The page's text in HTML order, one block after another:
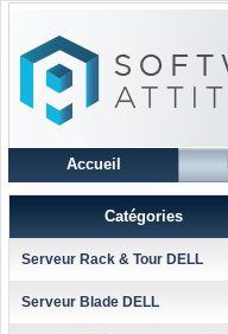
Accueil
Catégories
Serveur Rack & Tour DELL
Serveur Blade DELL